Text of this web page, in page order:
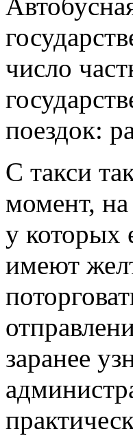
число
поездок:
С такси
момент,
у которых
имеют
заранее